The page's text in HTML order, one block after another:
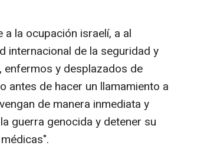
la ocupación israelí, a al
internacional de la seguridad y
enfermos y desplazados de
antes de hacer un llamamiento a
de manera inmediata y
guerra genocida y detener su